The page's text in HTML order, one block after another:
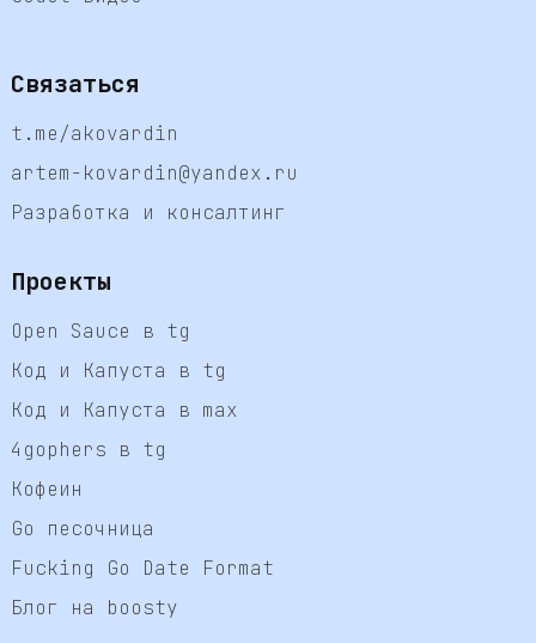
Связаться
t.me/akovardin
artem-kovardin@yandex.ru
Разработка и консалтинг
Проекты
Open Sauce в tg
Код и Капуста в tg
Код и Капуста в max
4gophers в tg
Кофеин
Go песочница
Fucking Go Date Format
Блог на boosty